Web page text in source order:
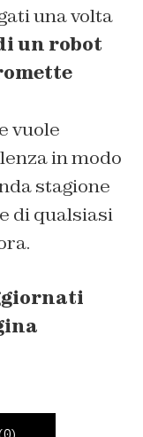
una volta
un robot
vuole
in modo
stagione
di qualsiasi